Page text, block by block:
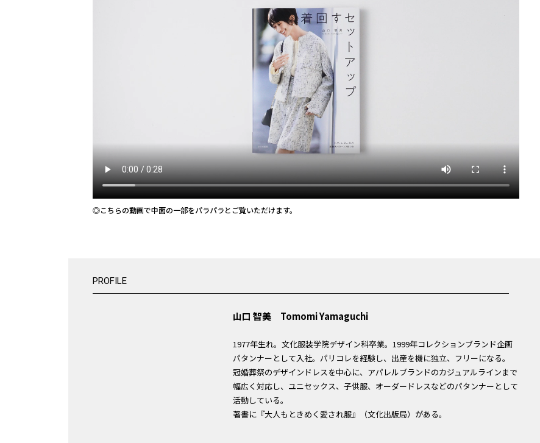
◎こちらの動画で中面の一部をパラパラとご覧いただけます。
PROFILE
山口 智美 Tomomi Yamaguchi
1977年生れ。文化服装学院デザイン科卒業。1999年コレクションブランド企画
パタンナーとして入社。パリコレを経験し、出産を機に独立、フリーになる。
冠婚葬祭のデザインドレスを中心に、アパレルブランドのカジュアルラインまで
幅広く対応し、ユニセックス、子供服、オーダードレスなどのパタンナーとして
活動している。
著書に『大人もときめく愛され服』（文化出版局）がある。